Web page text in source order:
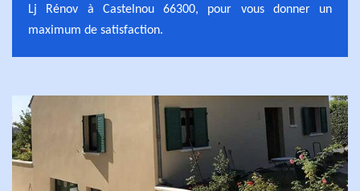
Lj Rénov à Castelnou 66300, pour vous donner un
maximum de satisfaction.